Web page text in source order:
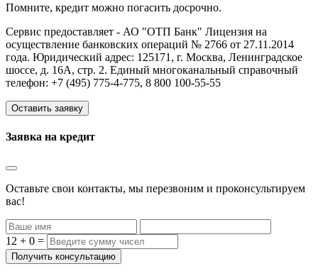
Помните, кредит можно погасить досрочно.
Сервис предоставляет - АО "ОТП Банк" Лицензия на
осуществление банковских операций № 2766 от 27.11.2014
года. Юридический адрес: 125171, г. Москва, Ленинградское
шоссе, д. 16А, стр. 2. Единый многоканальный справочный
телефон: +7 (495) 775-4-775, 8 800 100-55-55
Оставить заявку
Заявка на кредит
Оставьте свои контакты, мы перезвоним и проконсультируем
вас!
12 + 0 =